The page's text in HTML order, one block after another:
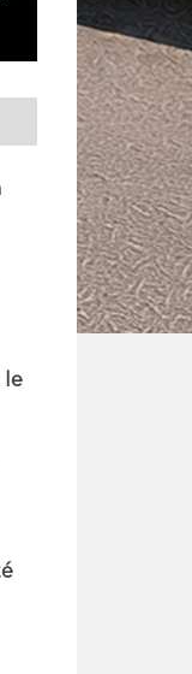
le